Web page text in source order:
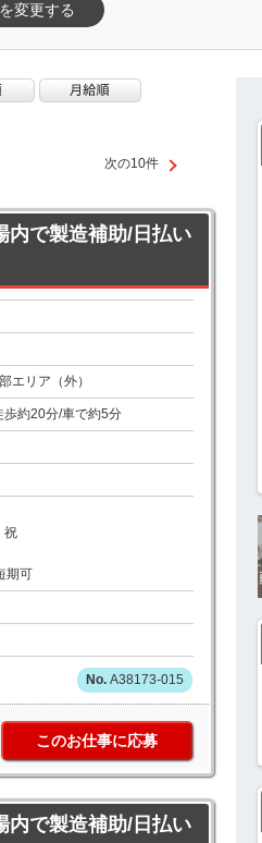
変更する
次の10件
内で製造補助/日払い
エリア（外）
約20分/車で約5分
祝
期可
A38173-015
このお仕事に応募
内で製造補助/日払い